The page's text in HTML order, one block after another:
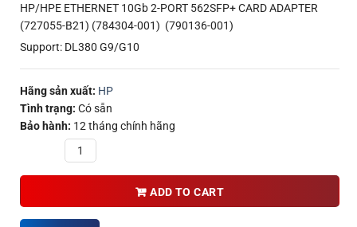
HP/HPE ETHERNET 10Gb 2-PORT 562SFP+ CARD ADAPTER
(727055-B21) (784304-001) (790136-001)
Support: DL380 G9/G10
Hãng sản xuất: HP
Tình trạng: Có sẵn
Bảo hành: 12 tháng chính hãng
ADD TO CART